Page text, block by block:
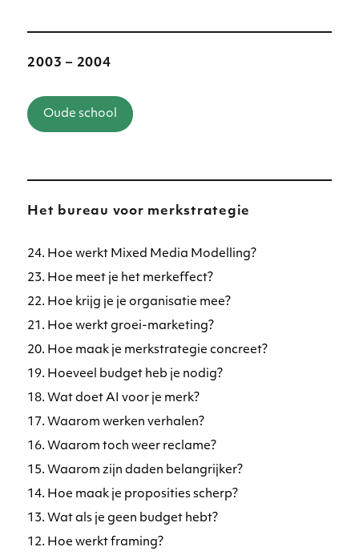
2003 – 2004
Oude school
Het bureau voor merkstrategie
24. Hoe werkt Mixed Media Modelling?
23. Hoe meet je het merkeffect?
22. Hoe krijg je je organisatie mee?
21. Hoe werkt groei-marketing?
20. Hoe maak je merkstrategie concreet?
19. Hoeveel budget heb je nodig?
18. Wat doet AI voor je merk?
17. Waarom werken verhalen?
16. Waarom toch weer reclame?
15. Waarom zijn daden belangrijker?
14. Hoe maak je proposities scherp?
13. Wat als je geen budget hebt?
12. Hoe werkt framing?